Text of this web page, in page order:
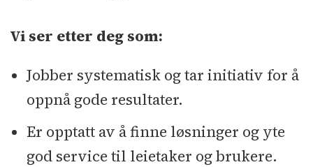
Vi ser etter deg som:
Jobber systematisk og tar initiativ for å
oppnå gode resultater.
Er opptatt av å finne løsninger og yte
god service til leietaker og brukere.